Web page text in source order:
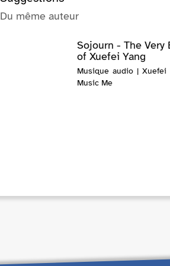
Du même auteur
Sojourn - The Very
of Xuefei Yang
Musique audio | Xuefei
Music Me